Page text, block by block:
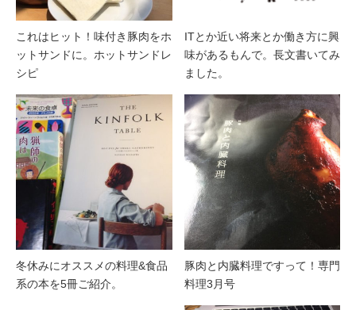
これはヒット！味付き豚肉をホ
ットサンドに。ホットサンドレ
シピ
ITとか近い将来とか働き方に興
味があるもんで。長文書いてみ
ました。
冬休みにオススメの料理&食品
系の本を5冊ご紹介。
豚肉と内臓料理ですって！専門
料理3月号